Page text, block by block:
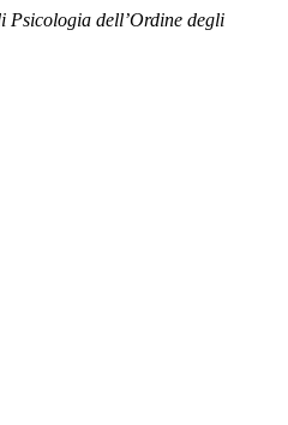
Psicologia dell’Ordine degli